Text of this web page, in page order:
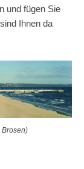
und fügen Sie
Ihnen da